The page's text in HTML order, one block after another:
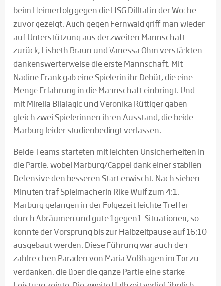
beim Heimerfolg gegen die HSG Dilltal in der Woche
zuvor gezeigt. Auch gegen Fernwald griff man wieder
auf Unterstützung aus der zweiten Mannschaft
zurück, Lisbeth Braun und Vanessa Ohm verstärkten
dankenswerterweise die erste Mannschaft. Mit
Nadine Frank gab eine Spielerin ihr Debüt, die eine
Menge Erfahrung in die Mannschaft einbringt. Und
mit Mirella Bilalagic und Veronika Rüttiger gaben
gleich zwei Spielerinnen ihren Ausstand, die beide
Marburg leider studienbedingt verlassen.
Beide Teams starteten mit leichten Unsicherheiten in
die Partie, wobei Marburg/Cappel dank einer stabilen
Defensive den besseren Start erwischt. Nach sieben
Minuten traf Spielmacherin Rike Wulf zum 4:1.
Marburg gelangen in der Folgezeit leichte Treffer
durch Abräumen und gute 1gegen1-Situationen, so
konnte der Vorsprung bis zur Halbzeitpause auf 16:10
ausgebaut werden. Diese Führung war auch den
zahlreichen Paraden von Maria Voßhagen im Tor zu
verdanken, die über die ganze Partie eine starke